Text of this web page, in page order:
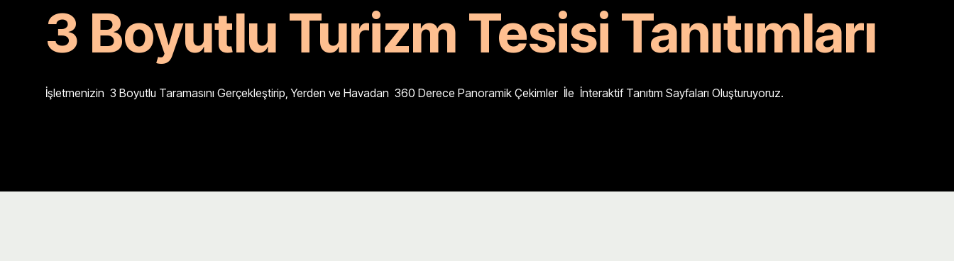
3 Boyutlu Turizm Tesisi Tanıtımları
İşletmenizin 3 Boyutlu Taramasını Gerçekleştirip, Yerden ve Havadan 360 Derece Panoramik Çekimler İle İnteraktif Tanıtım Sayfaları Oluşturuyoruz.